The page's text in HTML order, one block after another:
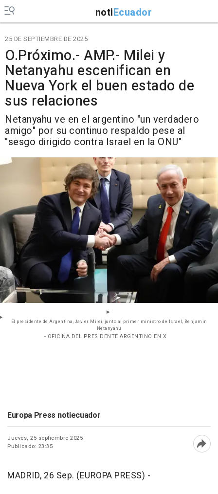
notiEcuador
25 DE SEPTIEMBRE DE 2025
O.Próximo.- AMP.- Milei y
Netanyahu escenifican en
Nueva York el buen estado de
sus relaciones
Netanyahu ve en el argentino "un verdadero
amigo" por su continuo respaldo pese al
"sesgo dirigido contra Israel en la ONU"
El presidente de Argentina, Javier Milei, junto al primer ministro de Israel, Benjamin
Netanyahu
- OFICINA DEL PRESIDENTE ARGENTINO EN X
Europa Press notiecuador
Jueves, 25 septiembre 2025
Publicado: 23:35
MADRID, 26 Sep. (EUROPA PRESS) -